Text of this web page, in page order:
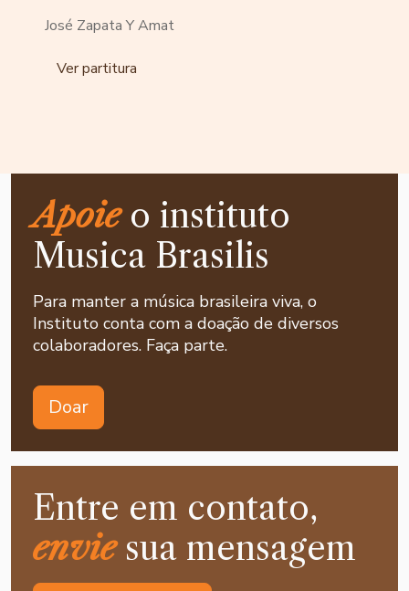
José Zapata Y Amat
Ver partitura
Apoieo instituto
Musica Brasilis
Para manter a música brasileira viva, o
Instituto conta com a doação de diversos
colaboradores. Faça parte.
Doar
Entre em contato,
enviesua mensagem